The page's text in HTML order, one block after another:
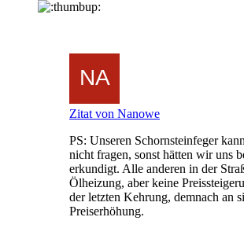
Zitat von Nanowe
PS: Unseren Schornsteinfeger
nicht fragen, sonst hätten wir uns
erkundigt. Alle anderen in der
Ölheizung, aber keine
der letzten Kehrung, demnach an
Preiserhöhung.